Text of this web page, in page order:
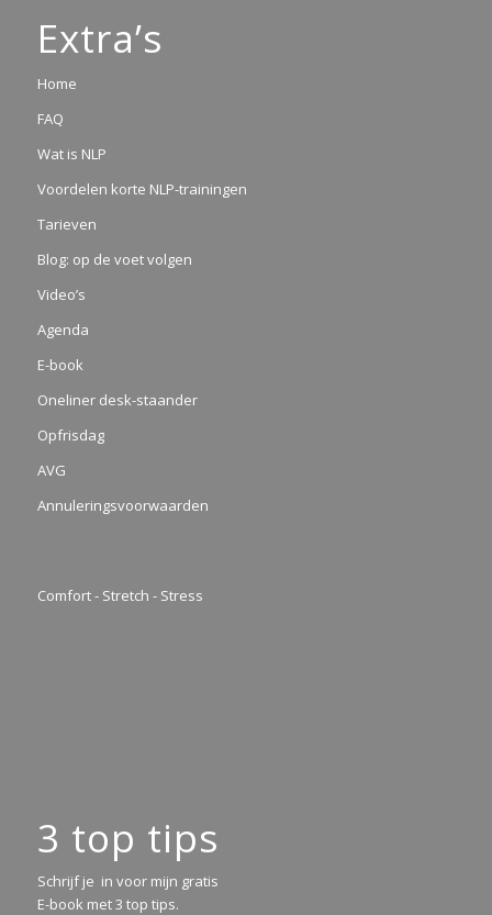
Extra’s
Home
FAQ
Wat is NLP
Voordelen korte NLP-trainingen
Tarieven
Blog: op de voet volgen
Video’s
Agenda
E-book
Oneliner desk-staander
Opfrisdag
AVG
Annuleringsvoorwaarden
Comfort - Stretch - Stress
3 top tips
Schrijf je in voor mijn gratis
E-book met 3 top tips.